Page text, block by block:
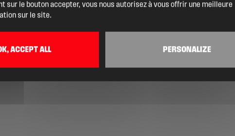
sur le bouton accepter, vous nous autorisez à vous offrir une meilleure
sur le site.
ACCEPT ALL PERSONALIZE